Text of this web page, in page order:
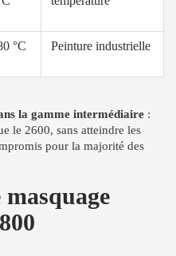
°C Peinture industrielle
la gamme intermédiaire :
le 2600, sans atteindre les
pour la majorité des